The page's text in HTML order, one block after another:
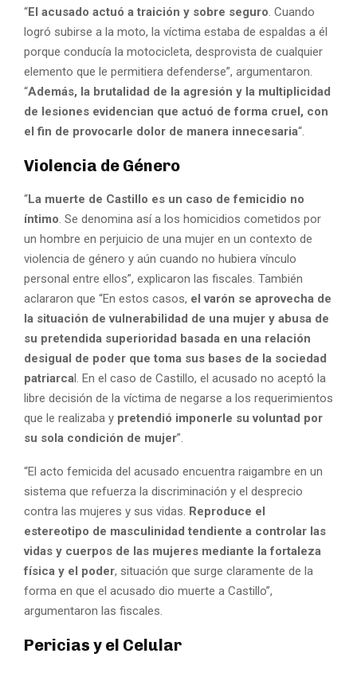
“El acusado actuó a traición y sobre seguro . Cuando
logró subirse a la moto, la víctima estaba de espaldas a él
porque conducía la motocicleta, desprovista de cualquier
elemento que le permitiera defenderse”, argumentaron.
“Además, la brutalidad de la agresión y la multiplicidad
de lesiones evidencian que actuó de forma cruel, con
el fin de provocarle dolor de manera innecesaria“.
Violencia de Género
“La muerte de Castillo es un caso de femicidio no
íntimo . Se denomina así a los homicidios cometidos por
un hombre en perjuicio de una mujer en un contexto de
violencia de género y aún cuando no hubiera vínculo
personal entre ellos”, explicaron las fiscales. También
aclararon que “En estos casos, el varón se aprovecha de
la situación de vulnerabilidad de una mujer y abusa de
su pretendida superioridad basada en una relación
desigual de poder que toma sus bases de la sociedad
patriarcal. En el caso de Castillo, el acusado no aceptó la
libre decisión de la víctima de negarse a los requerimientos
que le realizaba y pretendió imponerle su voluntad por
su sola condición de mujer”.
“El acto femicida del acusado encuentra raigambre en un
sistema que refuerza la discriminación y el desprecio
contra las mujeres y sus vidas. Reproduce el
estereotipo de masculinidad tendiente a controlar las
vidas y cuerpos de las mujeres mediante la fortaleza
física y el poder, situación que surge claramente de la
forma en que el acusado dio muerte a Castillo”,
argumentaron las fiscales.
Pericias y el Celular